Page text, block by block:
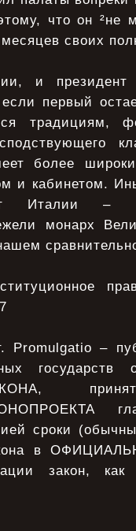
что он ²не
своих
и
первый
традициям,
более
и кабинетом.
Италии –
монарх
Promulgatio –
государств
сроки
в
закон, как